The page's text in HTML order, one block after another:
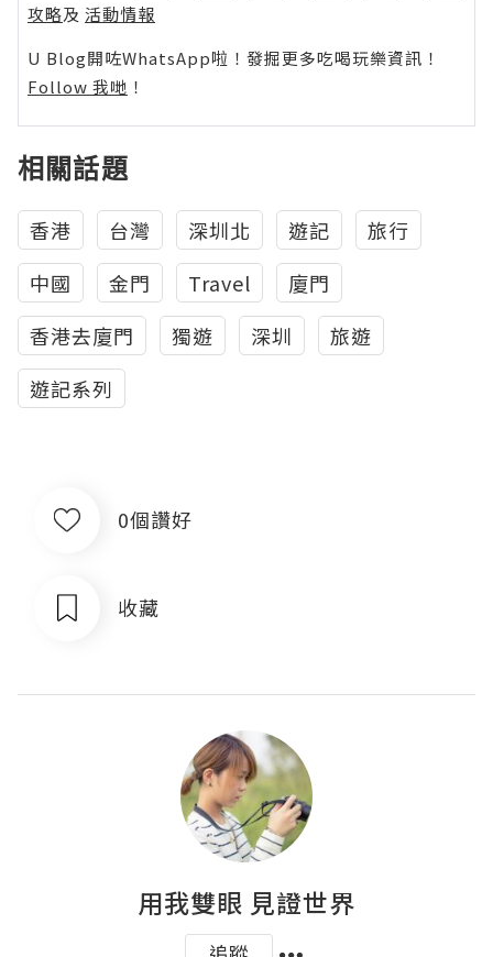
攻略及 活動情報
U Blog開咗WhatsApp啦！發掘更多吃喝玩樂資訊！
Follow 我哋 ！
相關話題
香港 台灣 深圳北 遊記
旅行
中國
金門 Travel
廈門
香港去廈門
獨遊 深圳
旅遊
遊記系列
0個讚好
收藏
用我雙眼 見證世界